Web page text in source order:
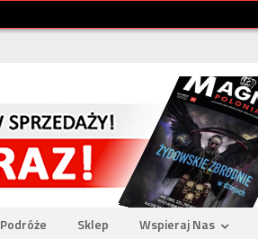
Podróże Sklep Wspieraj Nas